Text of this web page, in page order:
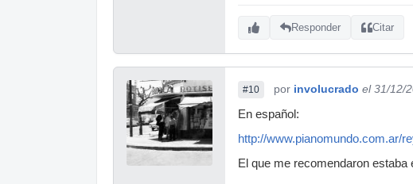
Responder Citar
#10 por involucrado el 31/12/
En español:
http://www.pianomundo.com.ar/
El que me recomendaron